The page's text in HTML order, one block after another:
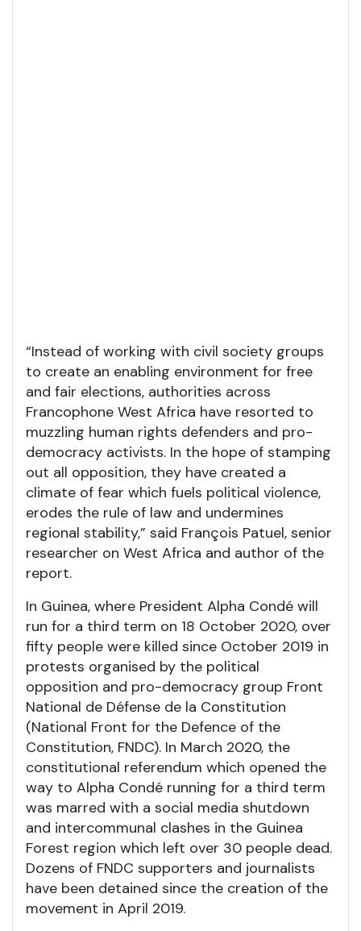
“Instead of working with civil society groups
to create an enabling environment for free
and fair elections, authorities across
Francophone West Africa have resorted to
muzzling human rights defenders and pro-
democracy activists. In the hope of stamping
out all opposition, they have created a
climate of fear which fuels political violence,
erodes the rule of law and undermines
regional stability,” said François Patuel, senior
researcher on West Africa and author of the
report.
In Guinea, where President Alpha Condé will
run for a third term on 18 October 2020, over
fifty people were killed since October 2019 in
protests organised by the political
opposition and pro-democracy group Front
National de Défense de la Constitution
(National Front for the Defence of the
Constitution, FNDC). In March 2020, the
constitutional referendum which opened the
way to Alpha Condé running for a third term
was marred with a social media shutdown
and intercommunal clashes in the Guinea
Forest region which left over 30 people dead.
Dozens of FNDC supporters and journalists
have been detained since the creation of the
movement in April 2019.